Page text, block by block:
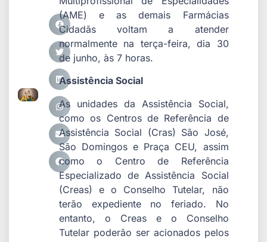
(AME) e as demais Farmácias
Cidadãs voltam a atender
normalmente na terça-feira, dia 30
de junho, às 7 horas.
Assistência Social
As unidades da Assistência Social,
como os Centros de Referência de
Assistência Social (Cras) São José,
São Domingos e Praça CEU, assim
como o Centro de Referência
Especializado de Assistência Social
(Creas) e o Conselho Tutelar, não
terão expediente no feriado. No
entanto, o Creas e o Conselho
Tutelar poderão ser acionados pelos